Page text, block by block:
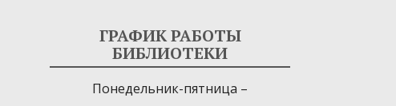
ГРАФИК РАБОТЫ
БИБЛИОТЕКИ
Понедельник-пятница –